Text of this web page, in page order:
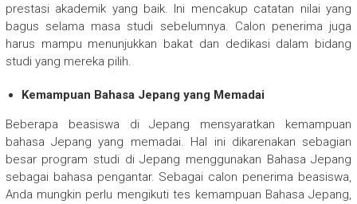
prestasi akademik yang baik. Ini mencakup catatan nilai yang
bagus selama masa studi sebelumnya. Calon penerima juga
harus mampu menunjukkan bakat dan dedikasi dalam bidang
studi yang mereka pilih.
Kemampuan Bahasa Jepang yang Memadai
Beberapa beasiswa di Jepang mensyaratkan kemampuan
bahasa Jepang yang memadai. Hal ini dikarenakan sebagian
besar program studi di Jepang menggunakan Bahasa Jepang
sebagai bahasa pengantar. Sebagai calon penerima beasiswa,
Anda mungkin perlu mengikuti tes kemampuan Bahasa Jepang,